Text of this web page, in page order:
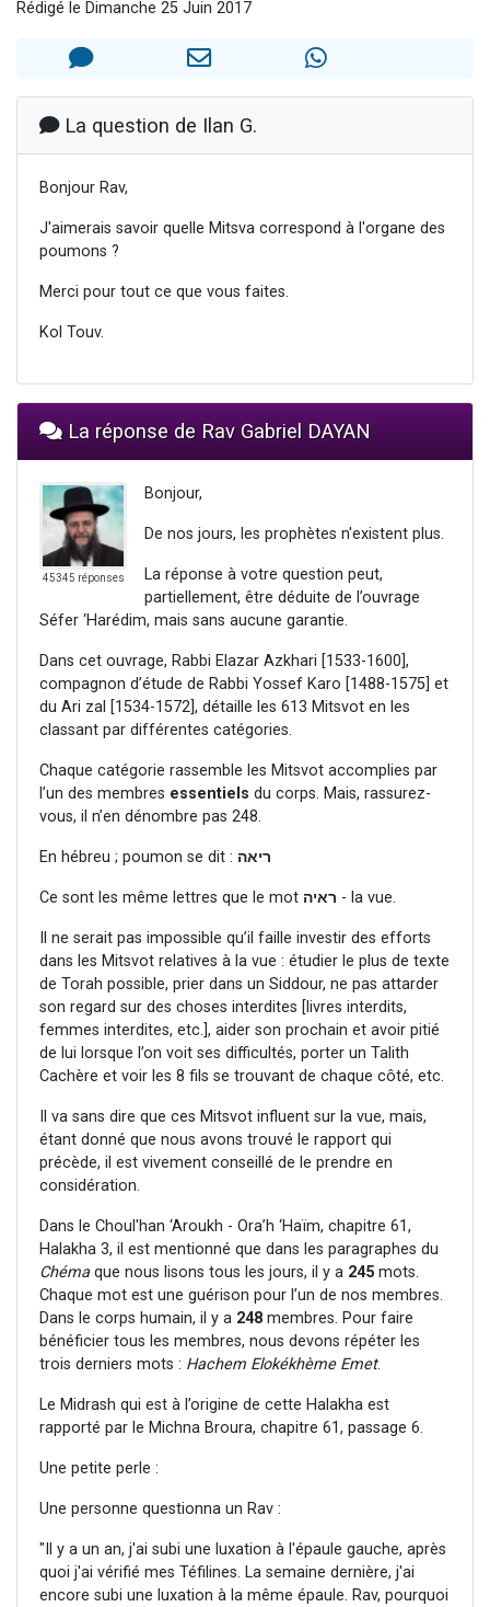
30 personnes viennent de faire un don pour Sauvez la jambe de Yohan
12 nouvelles musiques dans Torah-Box Music
29 personnes viennent de demander une bénédiction
Rédigé le Dimanche 25 Juin 2017
La question de Ilan G.
Bonjour Rav,
J'aimerais savoir quelle Mitsva correspond à l'organe des
poumons ?
Merci pour tout ce que vous faites.
Kol Touv.
La réponse de Rav Gabriel DAYAN
45345 réponses
Bonjour,
De nos jours, les prophètes n'existent plus.
La réponse à votre question peut,
partiellement, être déduite de l’ouvrage
Séfer ‘Harédim, mais sans aucune garantie.
Dans cet ouvrage, Rabbi Elazar Azkhari [1533-1600],
compagnon d’étude de Rabbi Yossef Karo [1488-1575] et
du Ari zal [1534-1572], détaille les 613 Mitsvot en les
classant par différentes catégories.
Chaque catégorie rassemble les Mitsvot accomplies par
l’un des membres essentiels du corps. Mais, rassurez-
vous, il n’en dénombre pas 248.
En hébreu ; poumon se dit : ריאה
Ce sont les même lettres que le mot ראיה - la vue.
Il ne serait pas impossible qu’il faille investir des efforts
dans les Mitsvot relatives à la vue : étudier le plus de texte
de Torah possible, prier dans un Siddour, ne pas attarder
son regard sur des choses interdites [livres interdits,
femmes interdites, etc.], aider son prochain et avoir pitié
de lui lorsque l’on voit ses difficultés, porter un Talith
Cachère et voir les 8 fils se trouvant de chaque côté, etc.
Il va sans dire que ces Mitsvot influent sur la vue, mais,
étant donné que nous avons trouvé le rapport qui
précède, il est vivement conseillé de le prendre en
considération.
Dans le Choul'han ‘Aroukh - Ora’h ‘Haïm, chapitre 61,
Halakha 3, il est mentionné que dans les paragraphes du
Chémaque nous lisons tous les jours, il y a 245 mots.
Chaque mot est une guérison pour l’un de nos membres.
Dans le corps humain, il y a 248 membres. Pour faire
bénéficier tous les membres, nous devons répéter les
trois derniers mots : Hachem Elokékhème Emet.
Le Midrash qui est à l’origine de cette Halakha est
rapporté par le Michna Broura, chapitre 61, passage 6.
Une petite perle :
Une personne questionna un Rav :
"Il y a un an, j'ai subi une luxation à l'épaule gauche, après
quoi j'ai vérifié mes Téfilines. La semaine dernière, j'ai
encore subi une luxation à la même épaule. Rav, pourquoi